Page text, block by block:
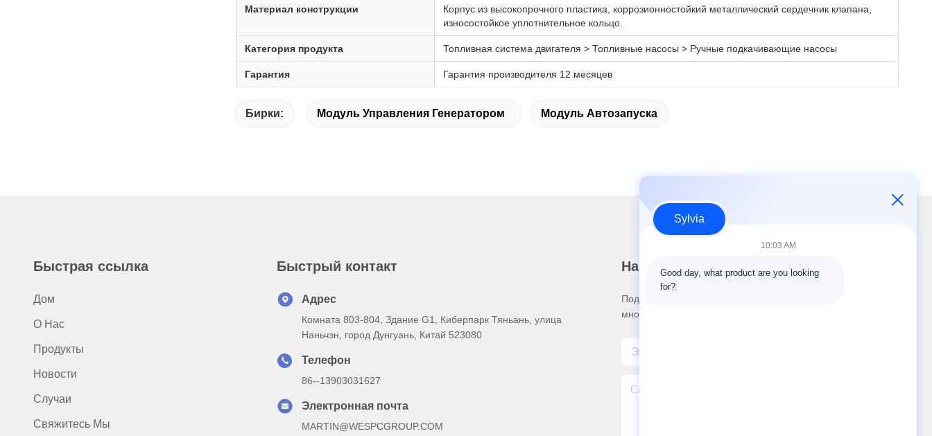
Материал конструкции
Корпус из высокопрочного пластика, коррозионностойкий металлический сердечник клапана,
износостойкое уплотнительное кольцо.
Категория продукта Топливная система двигателя > Топливные насосы > Ручные подкачивающие насосы
Гарантия Гарантия производителя 12 месяцев
Бирки: Модуль Управления Генератором Модуль Автозапуска
Быстрая ссылка
Дом
О Нас
Продукты
Новости
Случаи
Свяжитесь Мы
Быстрый контакт
Адрес
Комната 803-804, Здание G1, Киберпарк Тяньань, улица
Наньчэн, город Дунгуань, Китай 523080
Телефон
86--13903031627
Электронная почта
MARTIN@WESPCGROUP.COM
Наш информационный бюллетень
Подпишитесь на нашу рассылку, чтобы получать скидки и
многое другое.
Sylvia
10:03 AM
Good day, what product are you looking
for?